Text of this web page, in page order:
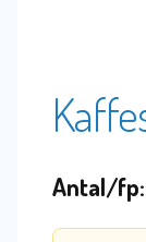
Antal/fp: